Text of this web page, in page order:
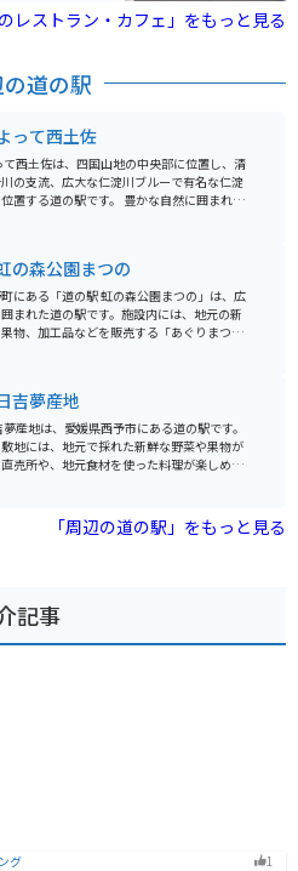
のレストラン・カフェ」をもっと見る
道の駅
って西土佐
て西土佐は、四国山地の中央部に位置し、清
の支流、広大な仁淀川ブルーで有名な仁淀
の駅です。 豊かな自然に囲まれた
地元で採れた新鮮な野菜や果物を販売して
ながらサイクリングを楽しむこともできま
国道439号線は「酷道」と
ており、ライダーのチャレンジ精神をくす
す。 ただし、道幅が狭くカーブ
、走行には十分注意してください。
の森公園まつの
にある「道の駅 虹の森公園まつの」は、広
まれた道の駅です。施設内には、地元の新
物、加工品などを販売する「あぐりまつや
ラン、パン工房などがあります。 特に人
楽しめます。また、道の駅の隣接する虹の
遊具広場や芝生広場、アスレチックなどが
も一日中楽しめます。 バイクで訪れる
には広い駐車場が完備されているので安心
は、四国カルストや滑床渓谷などの景勝地
おり、ツーリングの拠点としても最適です。
吉夢産地
産地は、愛媛県西予市にある道の駅です。
地には、地元で採れた新鮮な野菜や果物が
売所や、地元食材を使った料理が楽しめる
あります。特におすすめは、西予市産の猪
豊かな場所に位置しており、周辺には、美し
られる黒尊渓谷や、四国八十八ヶ所霊場の57
産の柑橘類を使ったジュースやジャム、地
使ったお菓子などが人気です。
「周辺の道の駅」をもっと見る
記事
グ 1